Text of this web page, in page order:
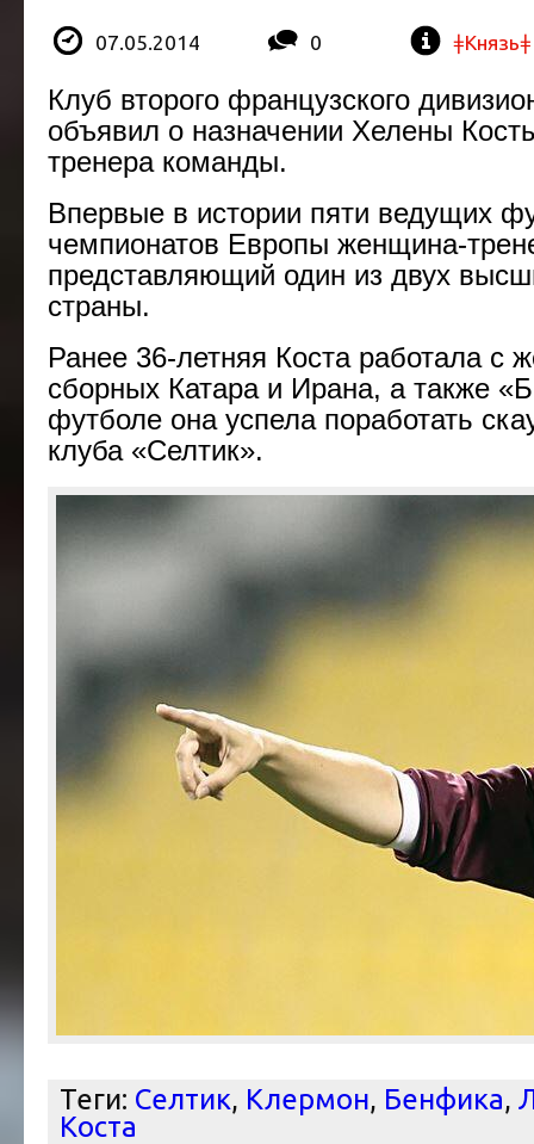
07.05.2014 0 ǂКнязьǂ
Клуб второго французского
объявил о назначении Хелены
тренера команды.
Впервые в истории пяти ведущих
чемпионатов Европы женщина-
представляющий один из двух
страны.
Ранее 36-летняя Коста работала с
сборных Катара и Ирана, а также
футболе она успела поработать
клуба «Селтик».
Теги: Селтик, Клермон, Бенфика,
Коста